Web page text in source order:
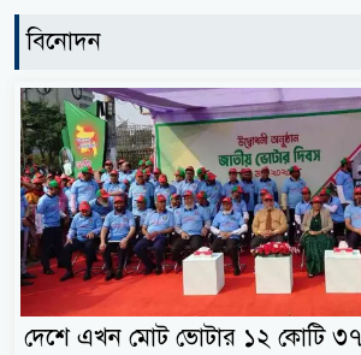
বিনোদন
দেশে এখন মোট ভোটার ১২ কোটি ৩৭